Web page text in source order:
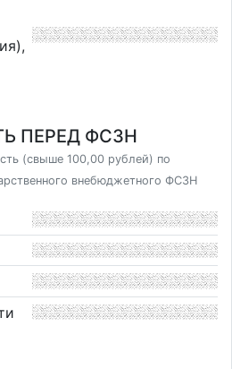
ПЕРЕД ФСЗН
(свыше 100,00 рублей) по
внебюджетного ФСЗН